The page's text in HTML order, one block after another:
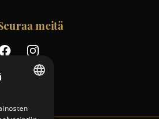
meitä
Instagram